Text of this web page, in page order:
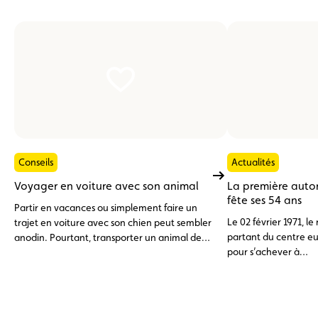
Conseils
Voyager en voiture avec son animal
Partir en vacances ou simplement faire un
trajet en voiture avec son chien peut sembler
anodin. Pourtant, transporter un animal de
Actualités
La première
fête ses 54 ans
Le 02 février 1971,
partant du centre
pour s’achever à